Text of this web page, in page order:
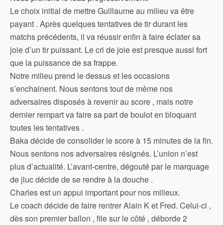
Le choix initial de mettre Guillaume au milieu va être
payant . Après quelques tentatives de tir durant les
matchs précédents, il va réussir enfin à faire éclater sa
joie d’un tir puissant. Le cri de joie est presque aussi fort
que la puissance de sa frappe.
Notre milieu prend le dessus et les occasions
s’enchainent. Nous sentons tout de même nos
adversaires disposés à revenir au score , mais notre
dernier rempart va faire sa part de boulot en bloquant
toutes les tentatives .
Baka décide de consolider le score à 15 minutes de la fin.
Nous sentons nos adversaires résignés. L’union n’est
plus d’actualité. L’avant-centre, dégouté par le marquage
de jluc décide de se rendre à la douche .
Charles est un appui important pour nos milieux.
Le coach décide de faire rentrer Alain K et Fred. Celui-ci ,
dès son premier ballon , file sur le côté , déborde 2